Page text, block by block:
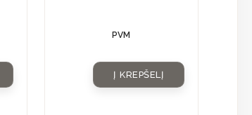
PVM
Į KREPŠELĮ